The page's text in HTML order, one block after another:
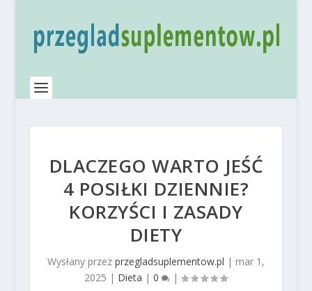
DLACZEGO WARTO JEŚĆ
4 POSIŁKI DZIENNIE?
KORZYŚCI I ZASADY
DIETY
Wysłany przez przegladsuplementow.pl | mar 1,
2025 | Dieta |0 |